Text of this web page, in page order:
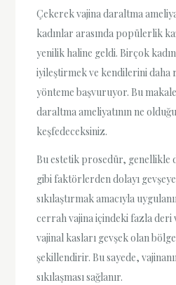
Çekerek vajina daraltma
kadınlar arasında popülerlik
yenilik haline geldi. Birçok
iyileştirmek ve kendilerini daha
yönteme başvuruyor. Bu
daraltma ameliyatının ne
keşfedeceksiniz.
Bu estetik prosedür, genellikle
gibi faktörlerden dolayı
sıkılaştırmak amacıyla
cerrah vajina içindeki fazla deri
vajinal kasları gevşek olan
şekillendirir. Bu sayede,
sıkılaşması sağlanır.